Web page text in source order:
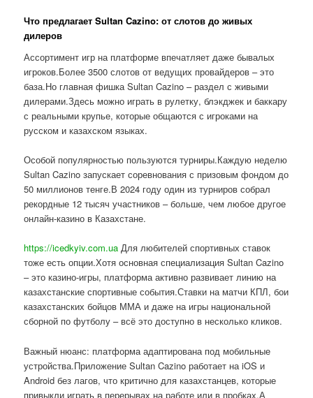
Что предлагает Sultan Cazino: от слотов до живых
дилеров
Ассортимент игр на платформе впечатляет даже бывалых
игроков.Более 3500 слотов от ведущих провайдеров – это
база.Но главная фишка Sultan Cazino – раздел с живыми
дилерами.Здесь можно играть в рулетку, блэкджек и баккару
с реальными крупье, которые общаются с игроками на
русском и казахском языках.
Особой популярностью пользуются турниры.Каждую неделю
Sultan Cazino запускает соревнования с призовым фондом до
50 миллионов тенге.В 2024 году один из турниров собрал
рекордные 12 тысяч участников – больше, чем любое другое
онлайн-казино в Казахстане.
https://icedkyiv.com.ua Для любителей спортивных ставок
тоже есть опции.Хотя основная специализация Sultan Cazino
– это казино-игры, платформа активно развивает линию на
казахстанские спортивные события.Ставки на матчи КПЛ, бои
казахстанских бойцов ММА и даже на игры национальной
сборной по футболу – всё это доступно в несколько кликов.
Важный нюанс: платформа адаптирована под мобильные
устройства.Приложение Sultan Cazino работает на iOS и
Android без лагов, что критично для казахстанцев, которые
привыкли играть в перерывах на работе или в пробках.А